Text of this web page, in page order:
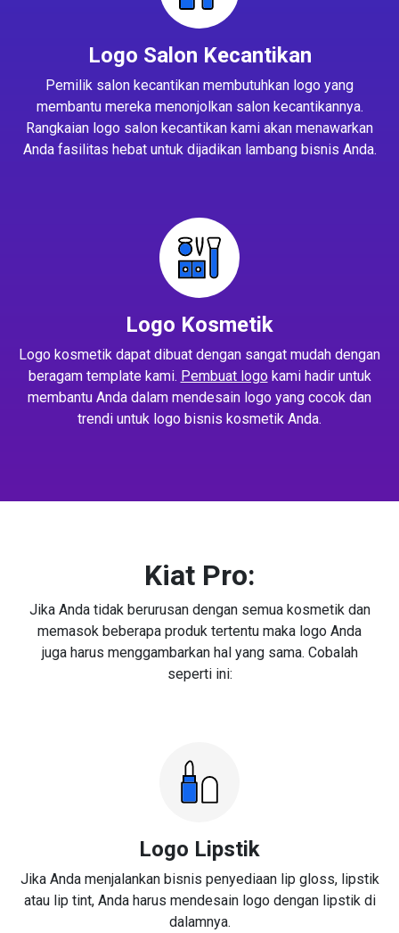
Logo Salon Kecantikan
Pemilik salon kecantikan membutuhkan logo yang
membantu mereka menonjolkan salon kecantikannya.
Rangkaian logo salon kecantikan kami akan menawarkan
Anda fasilitas hebat untuk dijadikan lambang bisnis Anda.
Logo Kosmetik
Logo kosmetik dapat dibuat dengan sangat mudah dengan
beragam template kami. Pembuat logokami hadir untuk
membantu Anda dalam mendesain logo yang cocok dan
trendi untuk logo bisnis kosmetik Anda.
Kiat Pro:
Jika Anda tidak berurusan dengan semua kosmetik dan
memasok beberapa produk tertentu maka logo Anda
juga harus menggambarkan hal yang sama. Cobalah
seperti ini:
Logo Lipstik
Jika Anda menjalankan bisnis penyediaan lip gloss, lipstik
atau lip tint, Anda harus mendesain logo dengan lipstik di
dalamnya.